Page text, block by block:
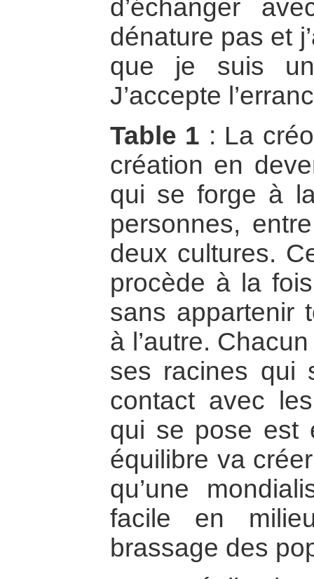
d’échanger
dénature pas et
que je suis
J’accepte
Table 1 : La
création en
qui se forge à
personnes,
deux cultures.
procède à la
sans appartenir
à l’autre.
ses racines qui
contact avec
qui se pose est
équilibre va
qu’une
facile en
brassage des